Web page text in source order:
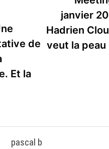
:
de
Et la
janvier
Hadrien
veut la
pascal b